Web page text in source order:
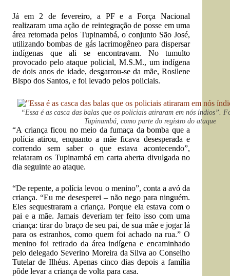
Já em 2 de fevereiro, a PF e a Força Nacional
realizaram uma ação de reintegração de posse em uma
área retomada pelos Tupinambá, o conjunto São José,
utilizando bombas de gás lacrimogêneo para dispersar
indígenas que ali se encontravam. No tumulto
provocado pelo ataque policial, M.S.M., um indígena
de dois anos de idade, desgarrou-se da mãe, Rosilene
Bispo dos Santos, e foi levado pelos policiais.
“Essa é as casca das balas que os policiais atiraram em nós índios”.
Tupinambá, como parte do registro do ataque
“A criança ficou no meio da fumaça da bomba que a
polícia atirou, enquanto a mãe ficava desesperada e
correndo sem saber o que estava acontecendo”,
relataram os Tupinambá em carta aberta divulgada no
dia seguinte ao ataque.
“De repente, a polícia levou o menino”, conta a avó da
criança. “Eu me desesperei – não nego para ninguém.
Eles sequestraram a criança. Porque ela estava com o
pai e a mãe. Jamais deveriam ter feito isso com uma
criança: tirar do braço de seu pai, de sua mãe e jogar lá
para os estranhos, como quem foi achado na rua.” O
menino foi retirado da área indígena e encaminhado
pelo delegado Severino Moreira da Silva ao Conselho
Tutelar de Ilhéus. Apenas cinco dias depois a família
pôde levar a criança de volta para casa.